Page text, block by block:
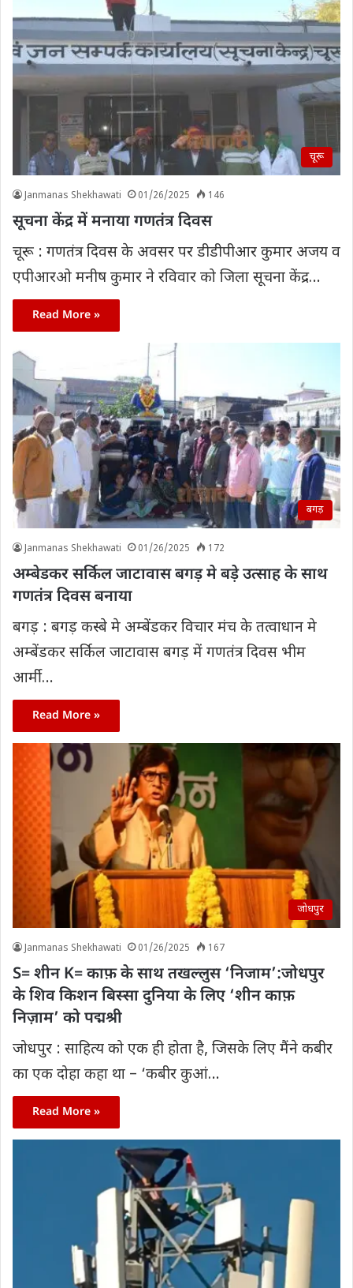
चूरू
Janmanas Shekhawati 01/26/2025 146
सूचना केंद्र में मनाया गणतंत्र दिवस
चूरू : गणतंत्र दिवस के अवसर पर डीडीपीआर कुमार अजय व
एपीआरओ मनीष कुमार ने रविवार को जिला सूचना केंद्र…
Read More »
बगड़
Janmanas Shekhawati 01/26/2025 172
अम्बेडकर सर्किल जाटावास बगड़ मे बड़े उत्साह के साथ
गणतंत्र दिवस बनाया
बगड़ : बगड़ कस्बे मे अम्बेंडकर विचार मंच के तत्वाधान मे
अम्बेंडकर सर्किल जाटावास बगड़ में गणतंत्र दिवस भीम
आर्मी…
Read More »
जोधपुर
Janmanas Shekhawati 01/26/2025 167
S= शीन K= काफ़ के साथ तखल्लुस ‘निजाम’:जोधपुर
के शिव किशन बिस्सा दुनिया के लिए ‘शीन काफ़
निज़ाम’ को पद्मश्री
जोधपुर : साहित्य को एक ही होता है, जिसके लिए मैंने कबीर
का एक दोहा कहा था – ‘कबीर कुआं…
Read More »